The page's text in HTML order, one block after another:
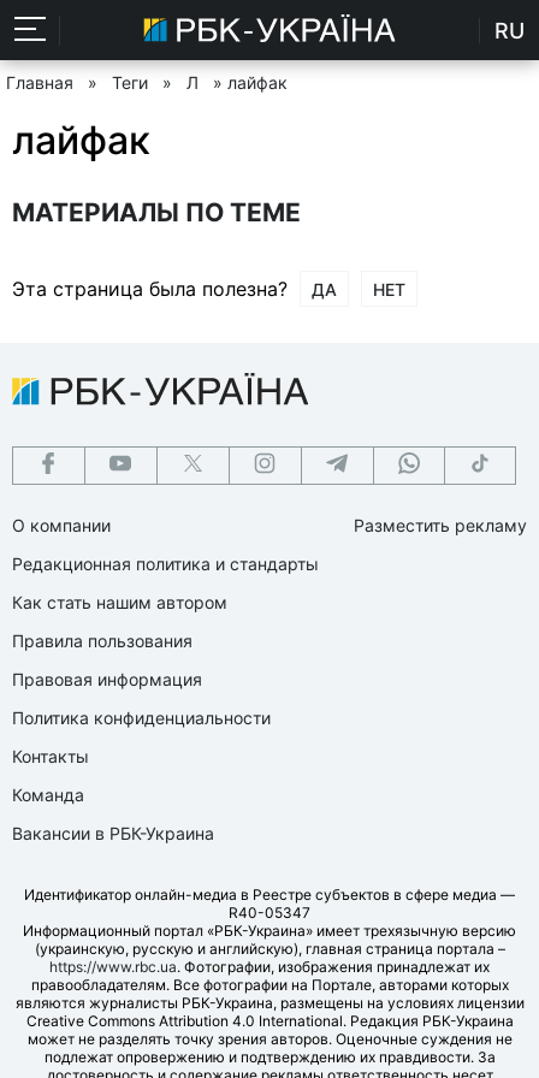
RU
Главная » Теги » Л » лайфак
лайфак
МАТЕРИАЛЫ ПО ТЕМЕ
Эта страница была полезна? ДА НЕТ
О компании
Редакционная политика и стандарты
Как стать нашим автором
Правила пользования
Правовая информация
Политика конфиденциальности
Контакты
Команда
Вакансии в РБК-Украина
Разместить рекламу
Идентификатор онлайн-медиа в Реестре субъектов в сфере медиа —
R40-05347
Информационный портал «РБК-Украина» имеет трехязычную версию
(украинскую, русскую и английскую), главная страница портала –
https://www.rbc.ua. Фотографии, изображения принадлежат их
правообладателям. Все фотографии на Портале, авторами которых
являются журналисты РБК-Украина, размещены на условиях лицензии
Creative Commons Attribution 4.0 International. Редакция РБК-Украина
может не разделять точку зрения авторов. Оценочные суждения не
подлежат опровержению и подтверждению их правдивости. За